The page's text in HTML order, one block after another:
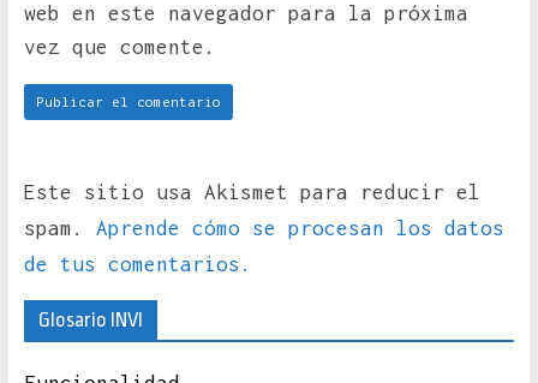
web en este navegador para la próxima
vez que comente.
Este sitio usa Akismet para reducir el
spam. Aprende cómo se procesan los datos
de tus comentarios.
Glosario INVI